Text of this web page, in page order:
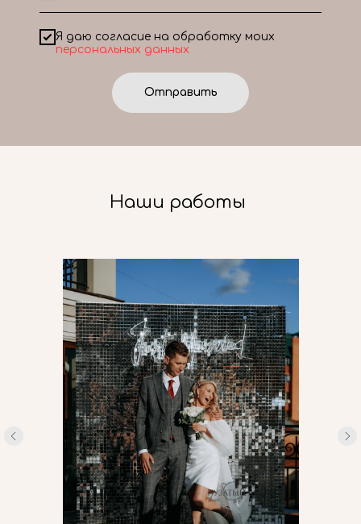
Я даю согласие на обработку моих
персональных данных
Отправить
Наши работы